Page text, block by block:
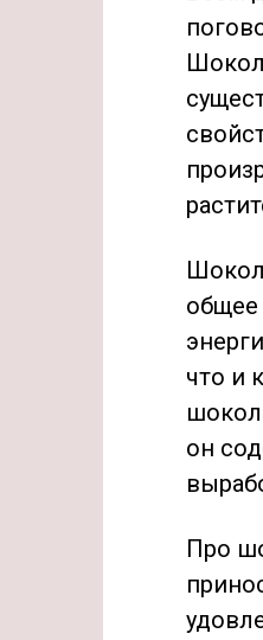
общее
что и
он
Про